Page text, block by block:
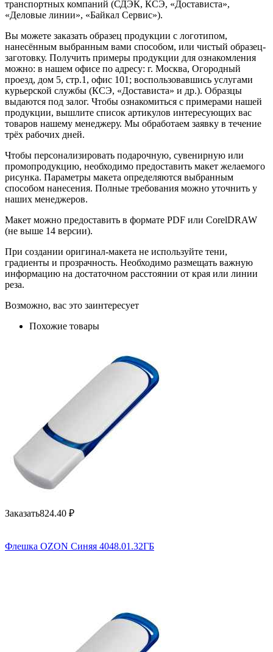
транспортных компаний (СДЭК, КСЭ, «Достависта»,
«Деловые линии», «Байкал Сервис»).
Вы можете заказать образец продукции с логотипом,
нанесённым выбранным вами способом, или чистый образец-
заготовку. Получить примеры продукции для ознакомления
можно: в нашем офисе по адресу: г. Москва, Огородный
проезд, дом 5, стр.1, офис 101; воспользовавшись услугами
курьерской службы (КСЭ, «Достависта» и др.). Образцы
выдаются под залог. Чтобы ознакомиться с примерами нашей
продукции, вышлите список артикулов интересующих вас
товаров нашему менеджеру. Мы обработаем заявку в течение
трёх рабочих дней.
Чтобы персонализировать подарочную, сувенирную или
промопродукцию, необходимо предоставить макет желаемого
рисунка. Параметры макета определяются выбранным
способом нанесения. Полные требования можно уточнить у
наших менеджеров.
Макет можно предоставить в формате PDF или CorelDRAW
(не выше 14 версии).
При создании оригинал-макета не используйте тени,
градиенты и прозрачность. Необходимо размещать важную
информацию на достаточном расстоянии от края или линии
реза.
Возможно, вас это заинтересует
Похожие товары
Заказать824.40 ₽
Флешка OZON Синяя 4048.01.32ГБ